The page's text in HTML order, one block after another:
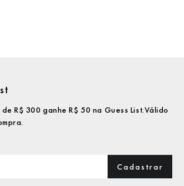
de R$ 300 ganhe R$ 50 na Guess List.Válido
Cadastrar